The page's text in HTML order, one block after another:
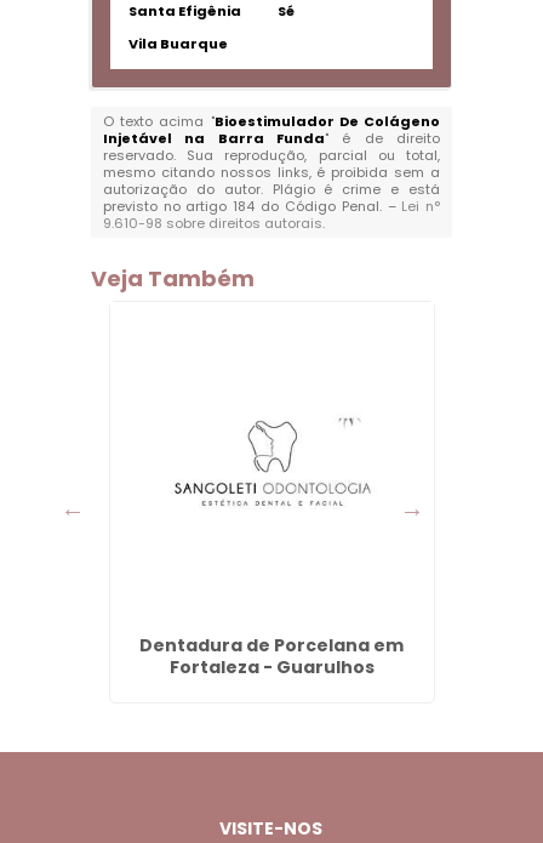
Santa Efigênia
Sé
Vila Buarque
O texto acima "Bioestimulador De Colágeno
Injetável na Barra Funda" é de direito
reservado. Sua reprodução, parcial ou total,
mesmo citando nossos links, é proibida sem a
autorização do autor. Plágio é crime e está
previsto no artigo 184 do Código Penal. – Lei n°
9.610-98 sobre direitos autorais.
Veja Também
Dentadura de Porcelana em
Fortaleza - Guarulhos
VISITE-NOS